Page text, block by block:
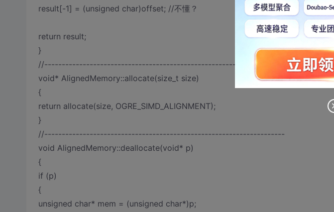
result[-1] = (unsigned char)offset; //不懂？
return result;
}
//---------------------------------------------------------------------
void* AlignedMemory::allocate(size_t size)
{
return allocate(size, OGRE_SIMD_ALIGNMENT);
}
//---------------------------------------------------------------------
void AlignedMemory::deallocate(void* p)
{
if (p)
{
unsigned char* mem = (unsigned char*)p;